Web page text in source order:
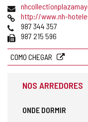
Endereço
de
email
Pagina
web
http://www.nh-
Telefones
987 344 357
Fax 987 215 596
COMO CHEGAR
NOS ARREDORES
ONDE DORMIR